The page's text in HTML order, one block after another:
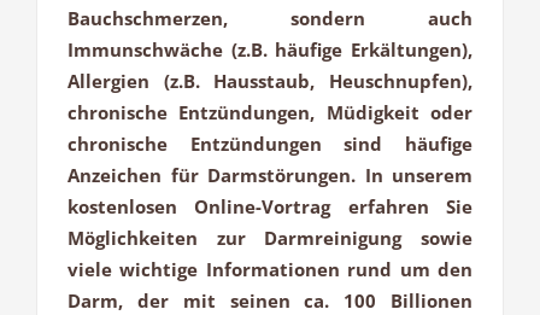
Bauchschmerzen, sondern auch
Immunschwäche (z.B. häufige Erkältungen),
Allergien (z.B. Hausstaub, Heuschnupfen),
chronische Entzündungen, Müdigkeit oder
chronische Entzündungen sind häufige
Anzeichen für Darmstörungen. In unserem
kostenlosen Online-Vortrag erfahren Sie
Möglichkeiten zur Darmreinigung sowie
viele wichtige Informationen rund um den
Darm, der mit seinen ca. 100 Billionen